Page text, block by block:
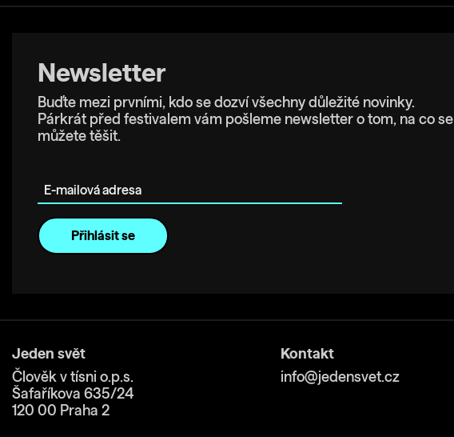
Newsletter
Buďte mezi prvními, kdo se dozví všechny důležité novinky.
Párkrát před festivalem vám pošleme newsletter o tom, na co se
můžete těšit.
Jeden svět
Člověk v tísni o.p.s.
Šafaříkova 635/24
120 00 Praha 2
Kontakt
info@jedensvet.cz